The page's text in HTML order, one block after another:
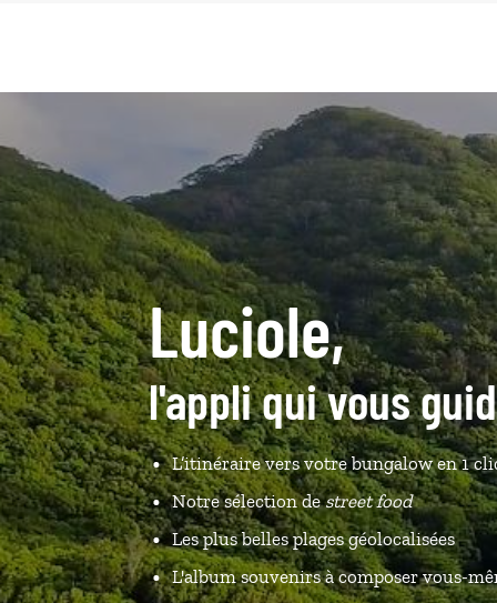
Luciole,
l'appli qui vous
L’itinéraire vers votre bungalow en 1
Notre sélection destreet food
Les plus belles plages géolocalisées
L'album souvenirs à composer vous-